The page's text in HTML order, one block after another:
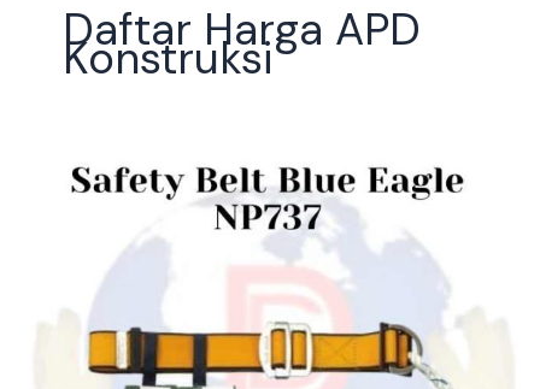
Daftar Harga APD
Konstruksi
Resmi